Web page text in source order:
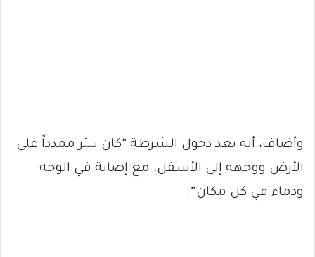
وأضاف، أنه بعد دخول الشرطة “كان بيتر ممدداً على
الأرض ووجهه إلى الأسفل، مع إصابة في الوجه
ودماء في كل مكان”.